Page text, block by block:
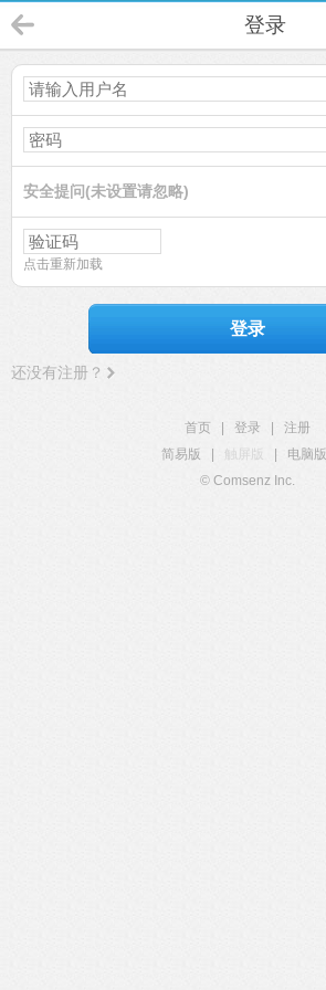
登录
安全提问(未设置请忽略)
点击重新加载
登录
还没有注册？
首页 登录
注册
简易版
触屏版 电脑版
© Comsenz Inc.